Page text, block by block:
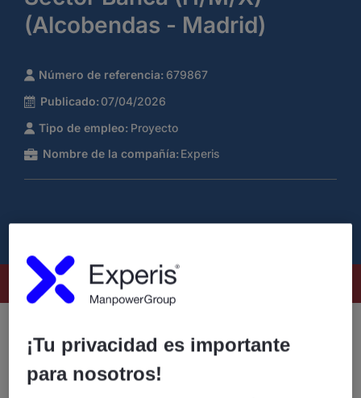
(Alcobendas - Madrid)
Número de referencia: 679867
Publicado: 07/04/2026
Tipo de empleo: Proyecto
Nombre de la compañía: Experis
Este puesto ya no está disponible
(H/M/X) (Alcobendas - Madrid)
¡Tu privacidad es importante
para nosotros!